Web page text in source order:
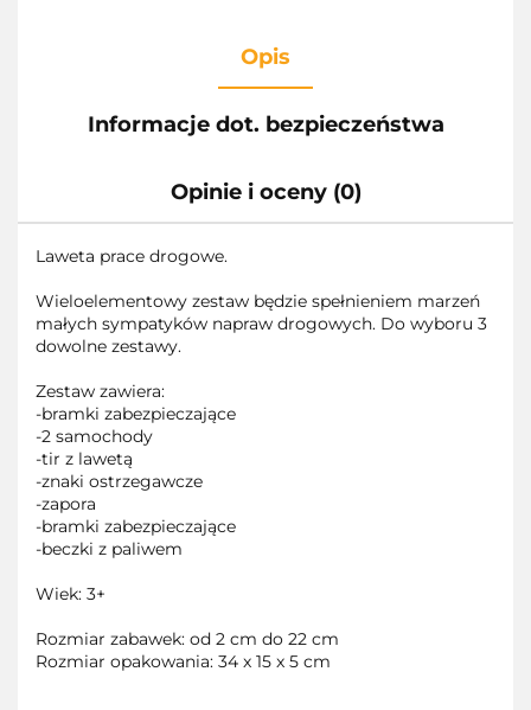
Opis
Informacje dot. bezpieczeństwa
Opinie i oceny (0)
Laweta prace drogowe.
Wieloelementowy zestaw będzie spełnieniem marzeń
małych sympatyków napraw drogowych. Do wyboru 3
dowolne zestawy.
Zestaw zawiera:
-bramki zabezpieczające
-2 samochody
-tir z lawetą
-znaki ostrzegawcze
-zapora
-bramki zabezpieczające
-beczki z paliwem
Wiek: 3+
Rozmiar zabawek: od 2 cm do 22 cm
Rozmiar opakowania: 34 x 15 x 5 cm